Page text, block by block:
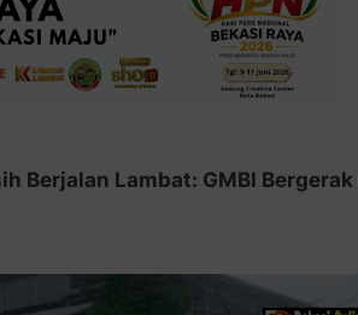
Berjalan Lambat: GMBI Bergerak